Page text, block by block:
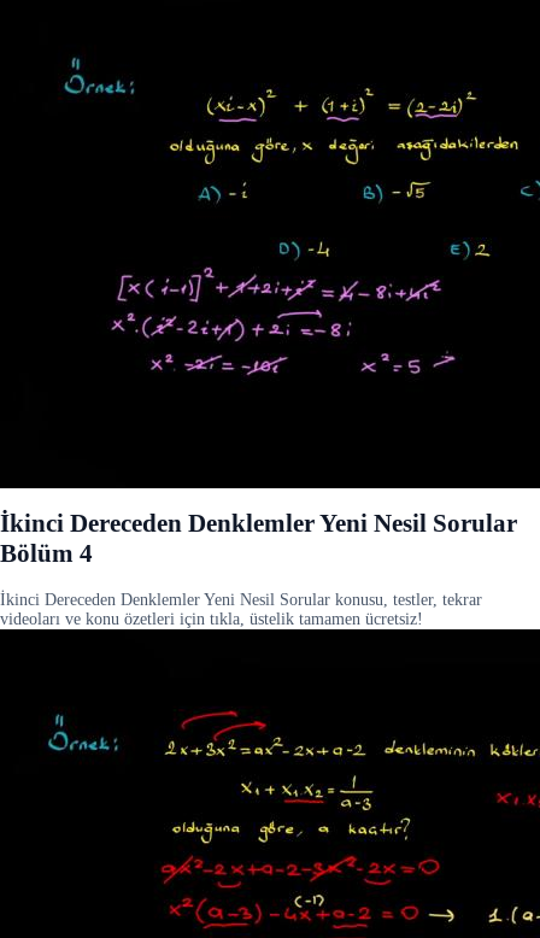
İkinci Dereceden Denklemler Yeni Nesil Sorular
Bölüm 4
İkinci Dereceden Denklemler Yeni Nesil Sorular konusu, testler, tekrar
videoları ve konu özetleri için tıkla, üstelik tamamen ücretsiz!